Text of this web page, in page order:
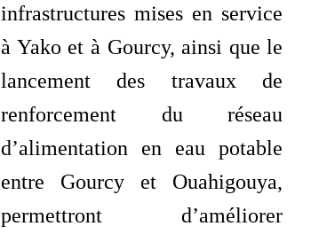
infrastructures mises en service
à Yako et à Gourcy, ainsi que le
lancement des travaux de
renforcement du réseau
d’alimentation en eau potable
entre Gourcy et Ouahigouya,
permettront d’améliorer